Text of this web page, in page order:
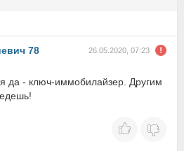
78
26.05.2020, 07:23
да - ключ-иммобилайзер. Другим